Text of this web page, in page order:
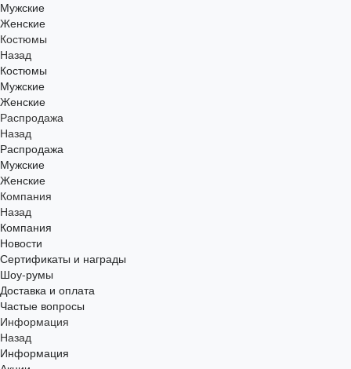
Мужские
Женские
Костюмы
Назад
Костюмы
Мужские
Женские
Распродажа
Назад
Распродажа
Мужские
Женские
Компания
Назад
Компания
Новости
Сертификаты и награды
Шоу-румы
Доставка и оплата
Частые вопросы
Информация
Назад
Информация